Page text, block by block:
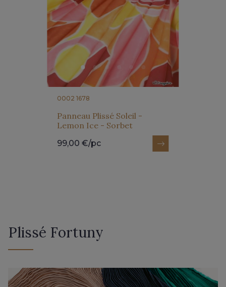
0002 1678
Panneau Plissé Soleil -
Lemon Ice - Sorbet
99,00 €/pc
Plissé Fortuny